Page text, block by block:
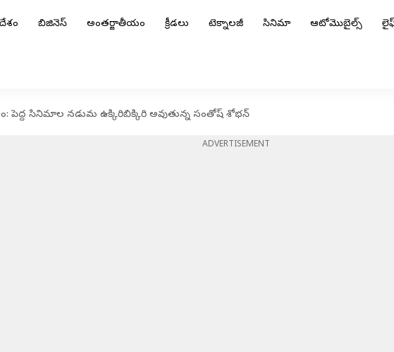
బిజినెస్ అంతర్జాతీయం క్రీడలు టెక్నాలజీ సినిమా ఆటోమొబైల్స్
పెద్ద సినిమాల నడుమ ఉక్కిరిబిక్కిరి అవుతున్న సంతోష్ శోభన్
ADVERTISEMENT